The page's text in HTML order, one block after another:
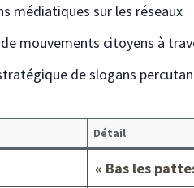
médiatiques sur les réseaux
mouvements citoyens à
de slogans
Détail
« Bas les